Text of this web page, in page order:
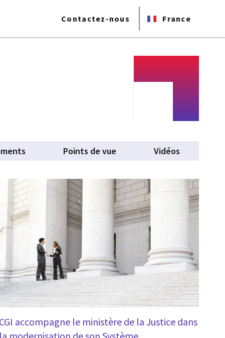
Contactez-nous France
Points de vue Vidéos
CGI accompagne le ministère de la Justice dans